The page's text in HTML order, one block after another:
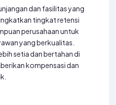
dan fasilitas yang
tingkat retensi
perusahaan untuk
yang berkualitas.
setia dan bertahan di
kompensasi dan